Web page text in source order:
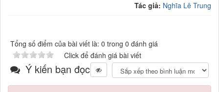
Tác giả: Nghĩa Lê Trung
Tổng số điểm của bài viết là: 0 trong 0 đánh giá
Click để đánh giá bài viết
Ý kiến bạn đọc